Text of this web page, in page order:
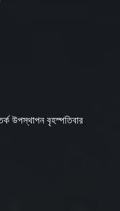
উপস্থাপন বৃহস্পতিবার